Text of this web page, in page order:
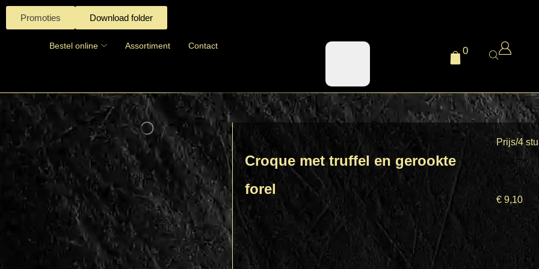
Promoties Download folder
Bestel online Assortiment Contact 0
Croque met truffel en gerookte
forel
Prijs/4
€9,10